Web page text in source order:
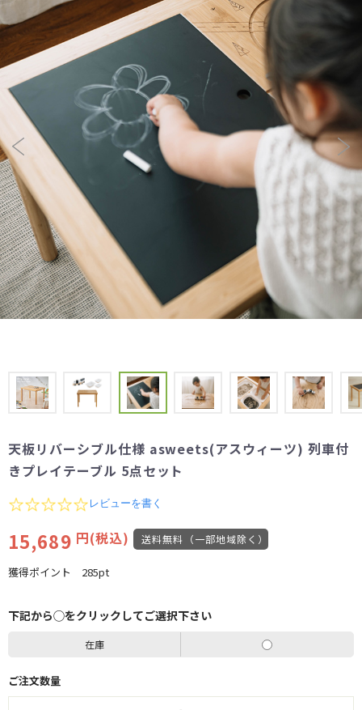
天板リバーシブル仕様 asweets(アスウィーツ) 列車付
きプレイテーブル 5点セット
0.0
rating
レビューを書く
15,689 円(税込) 送料無料（一部地域除く）
獲得ポイント 285pt
下記から◯をクリックしてご選択下さい
在庫
ご注文数量